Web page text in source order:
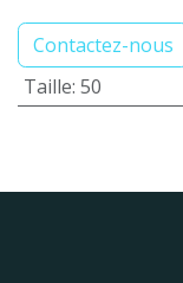
Contactez-nous
Taille: 50